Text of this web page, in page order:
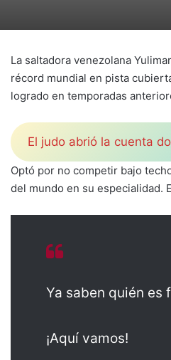
La saltadora venezolana
récord mundial en pista
logrado en temporadas
El judo abrió la cuenta
Optó por no competir bajo
del mundo en su especialidad.
Ya saben quién es
¡Aquí vamos!